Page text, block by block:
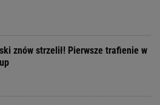
znów strzelił! Pierwsze trafienie w